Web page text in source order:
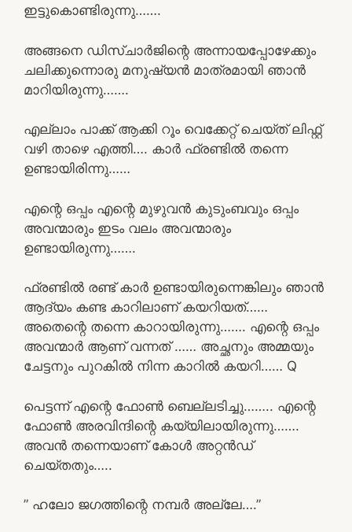
ഇട്ടുകൊണ്ടിരുന്നു…….
അങ്ങനെ ഡിസ്ചാർജിന്റെ അന്നായപ്പോഴേക്കും
ചലിക്കുന്നൊരു മനുഷ്യൻ മാത്രമായി ഞാൻ
മാറിയിരുന്നു…….
എല്ലാം പാക്ക് ആക്കി റൂം വെക്കേറ്റ് ചെയ്ത് ലിഫ്റ്റ്
വഴി താഴെ എത്തി…. കാർ ഫ്രണ്ടിൽ തന്നെ
ഉണ്ടായിരിന്നു……
എന്റെ ഒപ്പം എന്റെ മുഴുവൻ കുടുംബവും ഒപ്പം
അവന്മാരും ഇടം വലം അവന്മാരും
ഉണ്ടായിരുന്നു…….
ഫ്രണ്ടിൽ രണ്ട് കാർ ഉണ്ടായിരുന്നെങ്കിലും ഞാൻ
ആദ്യം കണ്ട കാറിലാണ് കയറിയത്……
അതെന്റെ തന്നെ കാറായിരുന്നു……. എന്റെ ഒപ്പം
അവന്മാർ ആണ് വന്നത് …… അച്ഛനും അമ്മയും
ചേട്ടനും പുറകിൽ നിന്ന കാറിൽ കയറി…… Q
പെട്ടന്ന് എന്റെ ഫോൺ ബെല്ലടിച്ചു…….. എന്റെ
ഫോൺ അരവിന്ദിന്റെ കയ്യിലായിരുന്നു…….
അവൻ തന്നെയാണ് കോൾ അറ്റൻഡ്
ചെയ്തതും…..
” ഹലോ ജഗത്തിന്റെ നമ്പർ അല്ലേ….”